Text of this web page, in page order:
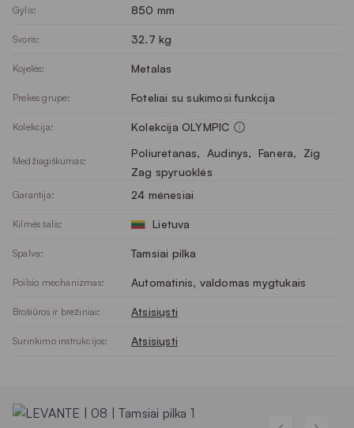
Gylis: 850 mm
Svoris: 32.7 kg
Kojelės: Metalas
Prekės grupė: Foteliai su sukimosi funkcija
Kolekcija: Kolekcija OLYMPIC
Medžiagiškumas:
Poliuretanas, Audinys, Fanera,
Zig
Zag spyruoklės
Garantija: 24 mėnesiai
Kilmės šalis: Lietuva
Spalva: Tamsiai pilka
Poilsio mechanizmas: Automatinis, valdomas mygtukais
Brošiūros ir brėžiniai: Atsisiųsti
Surinkimo instrukcijos: Atsisiųsti